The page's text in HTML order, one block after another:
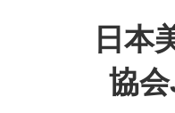
日本
協